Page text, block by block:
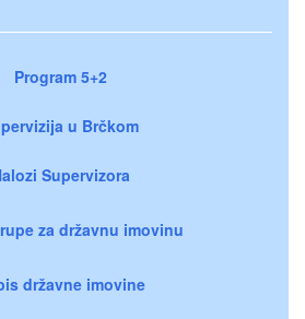
Program 5+2
u Brčkom
Supervizora
za državnu imovinu
državne imovine